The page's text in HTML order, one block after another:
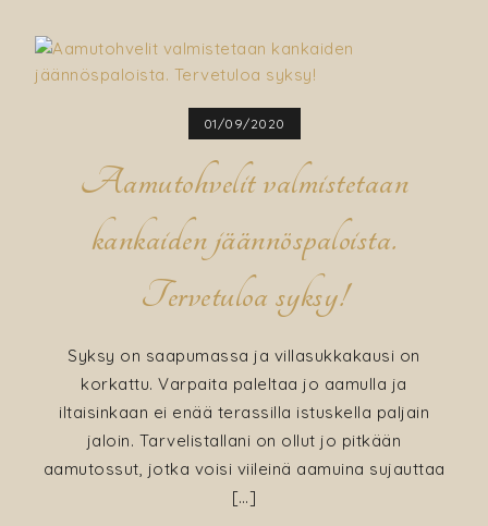
päivitys
–
ja
metallihyllyllä
säilytystilaa
01/09/2020
Aamutohvelit valmistetaan
kankaiden jäännöspaloista.
Tervetuloa syksy!
Syksy on saapumassa ja villasukkakausi on
korkattu. Varpaita paleltaa jo aamulla ja
iltaisinkaan ei enää terassilla istuskella paljain
jaloin. Tarvelistallani on ollut jo pitkään
aamutossut, jotka voisi viileinä aamuina sujauttaa
[…]